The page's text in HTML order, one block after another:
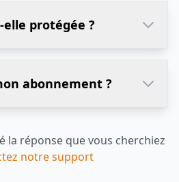
protégée ?
abonnement ?
la réponse que vous cherchiez
notre support